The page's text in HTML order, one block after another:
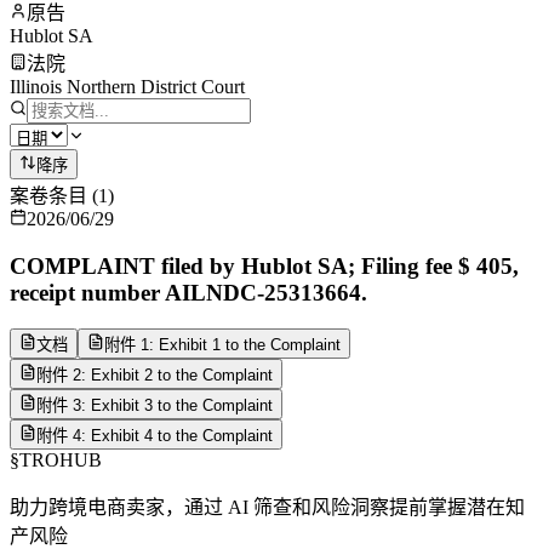
原告
Hublot SA
法院
Illinois Northern District Court
降序
案卷条目 (1)
2026/06/29
COMPLAINT filed by Hublot SA; Filing fee $ 405,
receipt number AILNDC-25313664.
文档
附件 1: Exhibit 1 to the Complaint
附件 2: Exhibit 2 to the Complaint
附件 3: Exhibit 3 to the Complaint
附件 4: Exhibit 4 to the Complaint
§TROHUB
助力跨境电商卖家，通过 AI 筛查和风险洞察提前掌握潜在知
产风险